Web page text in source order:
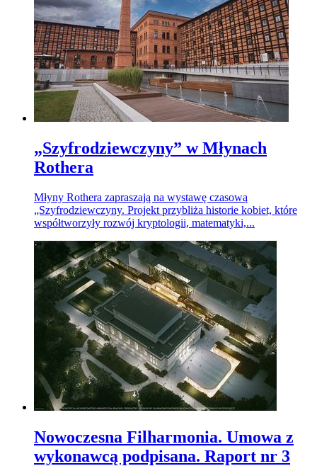
„Szyfrodziewczyny” w Młynach
Rothera
Młyny Rothera zapraszają na wystawę czasową
„Szyfrodziewczyny. Projekt przybliża historie kobiet, które
współtworzyły rozwój kryptologii, matematyki,...
Nowoczesna Filharmonia. Umowa z
wykonawcą podpisana. Raport nr 3